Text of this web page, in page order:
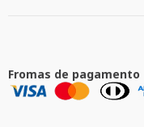
Fromas de pagamento